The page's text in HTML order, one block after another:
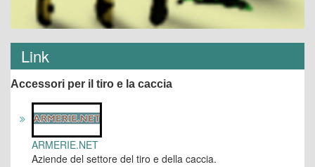
Link
Accessori per il tiro e la caccia
ARMERIE.NET
Aziende del settore del tiro e della caccia.